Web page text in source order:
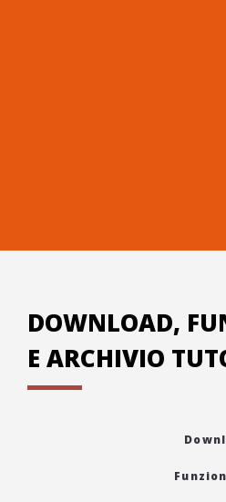
DOWNLOAD,
E ARCHIVIO